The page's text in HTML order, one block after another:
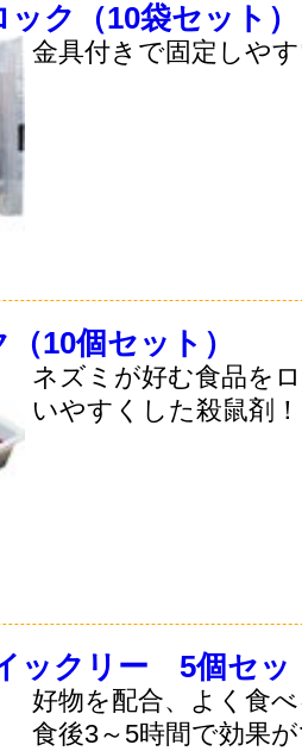
ク（10袋セット）
金具付きで固定しや
10個セット）
ネズミが好む食品を
いやすくした殺鼠剤！
ックリー 5個セッ
好物を配合、よく食
食後3～5時間で効果